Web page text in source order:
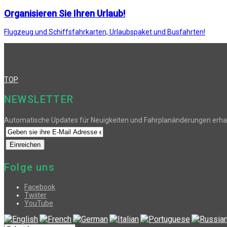
Organisieren Sie Ihren Urlaub!
Flugzeug und Schiffsfahrkarten, Urlaubspaket und Busfahrten!
TOP
NEWSLETTER
Automatische Updates für Neuigkeiten und Fahrplanänderungen
Folge uns
Facebook
Twiiter
YouTube